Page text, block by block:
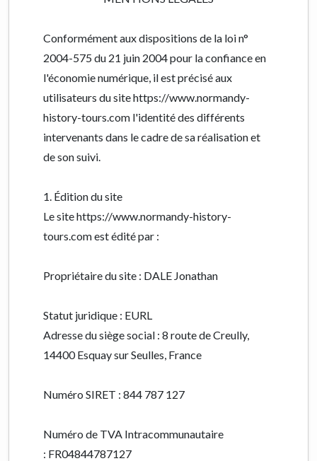
Conformément aux dispositions de la loi n°
2004-575 du 21 juin 2004 pour la confiance en
l'économie numérique, il est précisé aux
utilisateurs du site https://www.normandy-
history-tours.com l'identité des différents
intervenants dans le cadre de sa réalisation et
de son suivi.
1. Édition du site
Le site https://www.normandy-history-
tours.com est édité par :
Propriétaire du site : DALE Jonathan
Statut juridique : EURL
Adresse du siège social : 8 route de Creully,
14400 Esquay sur Seulles, France
Numéro SIRET : 844 787 127
Numéro de TVA Intracommunautaire
: FR04844787127